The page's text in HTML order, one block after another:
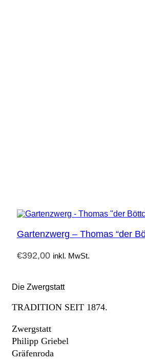
Gartenzwerg – Thomas “der
€392,00 inkl. MwSt.
Die Zwergstatt
TRADITION SEIT 1874.
Zwergstatt
Philipp Griebel
Gräfenroda